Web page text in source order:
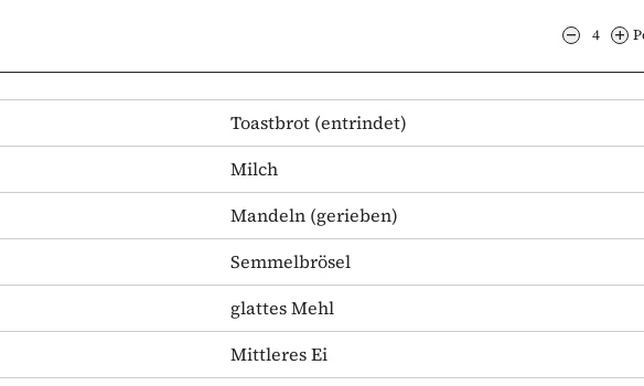
4
Toastbrot (entrindet)
Milch
Mandeln (gerieben)
Semmelbrösel
glattes Mehl
Mittleres Ei